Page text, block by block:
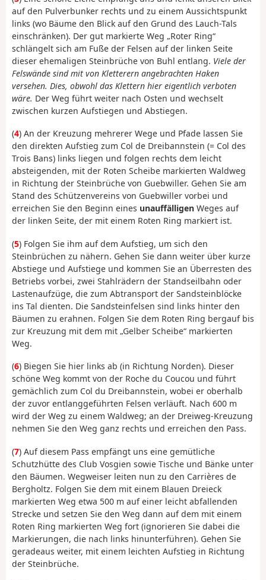
auf den Pulverbunker rechts und zu einem Aussichtspunkt
links (wo Bäume den Blick auf den Grund des Lauch-Tals
einschränken). Der gut markierte Weg „Roter Ring“
schlängelt sich am Fuße der Felsen auf der linken Seite
dieser ehemaligen Steinbrüche von Buhl entlang. Viele der
Felswände sind mit von Kletterern angebrachten Haken
versehen. Dies, obwohl das Klettern hier eigentlich verboten
wäre. Der Weg führt weiter nach Osten und wechselt
zwischen kurzen Aufstiegen und Abstiegen.
(4) An der Kreuzung mehrerer Wege und Pfade lassen Sie
den direkten Aufstieg zum Col de Dreibannstein (= Col des
Trois Bans) links liegen und folgen rechts dem leicht
absteigenden, mit der Roten Scheibe markierten Waldweg
in Richtung der Steinbrüche von Guebwiller. Gehen Sie am
Stand des Schützenvereins von Guebwiller vorbei und
erreichen Sie den Beginn eines unauffälligen Weges auf
der linken Seite, der mit einem Roten Ring markiert ist.
(5) Folgen Sie ihm auf dem Aufstieg, um sich den
Steinbrüchen zu nähern. Gehen Sie dann weiter über kurze
Abstiege und Aufstiege und kommen Sie an Überresten des
Betriebs vorbei, zwei Stahlrädern der Standseilbahn oder
Lastenaufzüge, die zum Abtransport der Sandsteinblöcke
ins Tal dienten. Die Sandsteinfelsen sind links hinter den
Bäumen zu erahnen. Folgen Sie dem Roten Ring bergauf bis
zur Kreuzung mit dem mit „Gelber Scheibe“ markierten
Weg.
(6) Biegen Sie hier links ab (in Richtung Norden). Dieser
schöne Weg kommt von der Roche du Coucou und führt
gemächlich zum Col du Dreibannstein, wobei er oberhalb
der zuvor entlanggeführten Felsen verläuft. Nach 600 m
wird der Weg zu einem Waldweg; an der Dreiweg-Kreuzung
nehmen Sie den Weg ganz rechts und erreichen den Pass.
(7) Auf diesem Pass empfängt uns eine gemütliche
Schutzhütte des Club Vosgien sowie Tische und Bänke unter
den Bäumen. Wegweiser leiten nun zu den Carrières de
Bergholtz. Folgen Sie dem mit einem Blauen Dreieck
markierten Weg etwa 500 m auf einer leicht abfallenden
Strecke und setzen Sie den Weg dann auf dem mit einem
Roten Ring markierten Weg fort (ignorieren Sie dabei die
Markierungen, die nach links hinunterführen). Gehen Sie
geradeaus weiter, mit einem leichten Aufstieg in Richtung
der Steinbrüche.